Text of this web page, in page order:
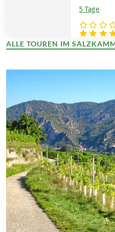
5 Tage
ALLE TOUREN IM